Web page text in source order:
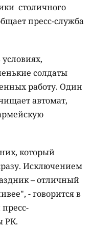
столичного
пресс-служба
солдаты
работу. Один
автомат,
который
Исключением
– отличный
- говорится в
РК.